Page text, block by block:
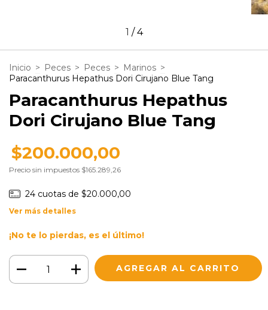
1 /4
Inicio > Peces > Peces > Marinos >
Paracanthurus Hepathus Dori Cirujano Blue Tang
Paracanthurus Hepathus
Dori Cirujano Blue Tang
$200.000,00
Precio sin impuestos $165.289,26
24 cuotas de $20.000,00
Ver más detalles
¡No te lo pierdas, es el último!